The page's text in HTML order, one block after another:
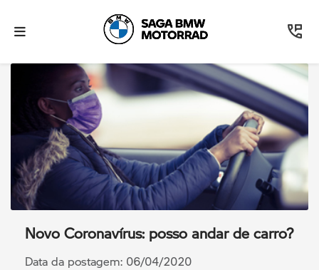
Novo Coronavírus: posso andar de carro?
Data da postagem: 06/04/2020